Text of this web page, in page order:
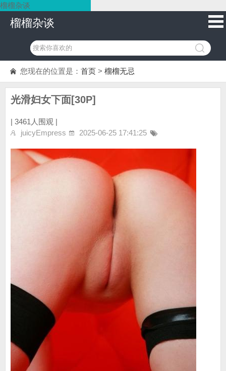
榴榴杂谈
榴榴杂谈
您现在的位置是： 首页 > 榴榴无忌
光滑妇女下面[30P]
| 3461人围观 |
juicyEmpress
2025-06-25 17:41:25